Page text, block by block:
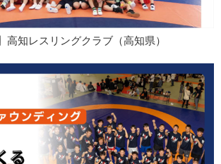
高知レスリングクラブ（高知県）